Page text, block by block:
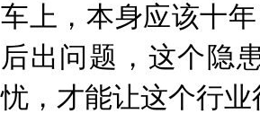
车上，本身应该十
后出问题，这个隐
忧，才能让这个行